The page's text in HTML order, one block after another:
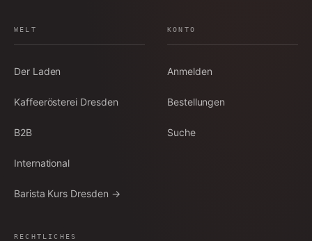
WELT
Der Laden
Kaffeerösterei Dresden
B2B
International
Barista Kurs Dresden →
KONTO
Anmelden
Bestellungen
Suche
RECHTLICHES